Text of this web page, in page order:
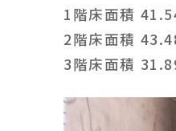
1階床面積
2階床面積
3階床面積